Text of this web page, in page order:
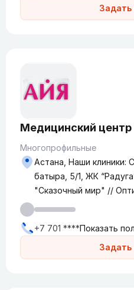
Задать
Медицинский
Многопрофильные
Задать
Астана, Наши клиники:
батыра, 5/1, ЖК
"Сказочный мир" //
+7 701 ****Показать